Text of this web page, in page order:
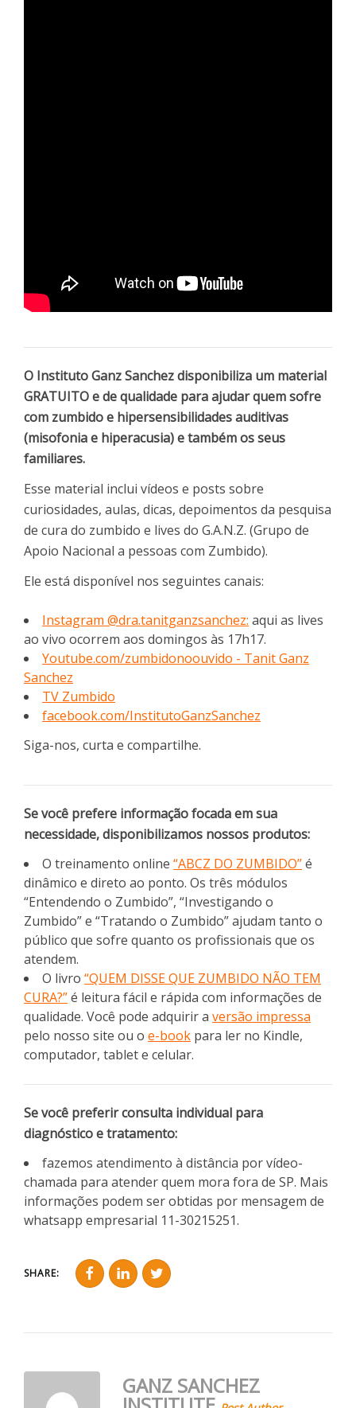
O Instituto Ganz Sanchez disponibiliza um material
GRATUITO e de qualidade para ajudar quem sofre
com zumbido e hipersensibilidades auditivas
(misofonia e hiperacusia) e também os seus
familiares.
Esse material inclui vídeos e posts sobre
curiosidades, aulas, dicas, depoimentos da pesquisa
de cura do zumbido e lives do G.A.N.Z. (Grupo de
Apoio Nacional a pessoas com Zumbido).
Ele está disponível nos seguintes canais:
Instagram @dra.tanitganzsanchez: aqui as lives
ao vivo ocorrem aos domingos às 17h17.
Youtube.com/zumbidonoouvido - Tanit Ganz
Sanchez
TV Zumbido
facebook.com/InstitutoGanzSanchez
Siga-nos, curta e compartilhe.
Se você prefere informação focada em sua
necessidade, disponibilizamos nossos produtos:
O treinamento online “ABCZ DO ZUMBIDO”é
dinâmico e direto ao ponto. Os três módulos
“Entendendo o Zumbido”, “Investigando o
Zumbido” e “Tratando o Zumbido” ajudam tanto o
público que sofre quanto os profissionais que os
atendem.
O livro “QUEM DISSE QUE ZUMBIDO NÃO TEM
CURA?”é leitura fácil e rápida com informações de
qualidade. Você pode adquirir a versão impressa
pelo nosso site ou o e-book para ler no Kindle,
computador, tablet e celular.
Se você preferir consulta individual para
diagnóstico e tratamento:
fazemos atendimento à distância por vídeo-
chamada para atender quem mora fora de SP. Mais
informações podem ser obtidas por mensagem de
whatsapp empresarial 11-30215251.
SHARE:
GANZ SANCHEZ